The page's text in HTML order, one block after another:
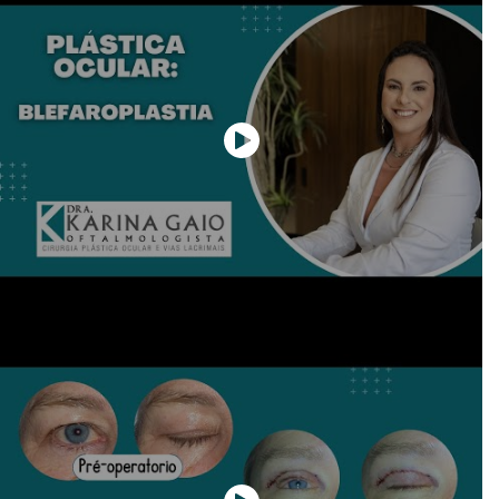
Cirurgia de canal lacrimal
individualmente
individualmente
com o atendimento.
Paciente
Uma excelente profissional, super atenciosa
e tira todas as dúvidas. A minha mãe amou o
atendimento
Paciente
Como sempre a Dra. Karina é um ser